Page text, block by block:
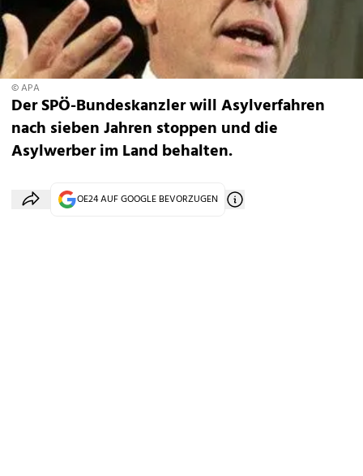
© APA
Der SPÖ-Bundeskanzler will Asylverfahren
nach sieben Jahren stoppen und die
Asylwerber im Land behalten.
OE24 AUF GOOGLE BEVORZUGEN